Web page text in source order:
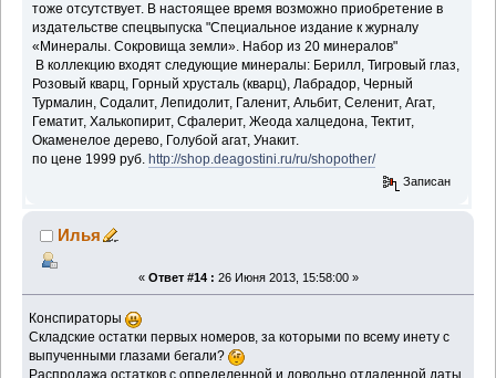
тоже отсутствует. В настоящее время возможно приобретение в
издательстве спецвыпуска "Специальное издание к журналу
«Минералы. Сокровища земли». Набор из 20 минералов"
В коллекцию входят следующие минералы: Берилл, Тигровый глаз,
Розовый кварц, Горный хрусталь (кварц), Лабрадор, Черный
Турмалин, Содалит, Лепидолит, Галенит, Альбит, Селенит, Агат,
Гематит, Халькопирит, Сфалерит, Жеода халцедона, Тектит,
Окаменелое дерево, Голубой агат, Унакит.
по цене 1999 руб. http://shop.deagostini.ru/ru/shopother/
Записан
Илья
« Ответ #14 : 26 Июня 2013, 15:58:00 »
Конспираторы
Складские остатки первых номеров, за которыми по всему инету с
выпученными глазами бегали?
Распродажа остатков с определенной и довольно отдаленной даты